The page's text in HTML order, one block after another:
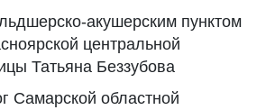
акушерским пунктом
центральной
Татьяна Беззубова
Самарской областной